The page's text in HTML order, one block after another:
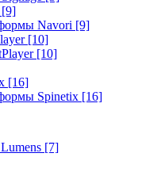
[9]
Navori [9]
[10]
[10]
[16]
Spinetix [16]
[7]